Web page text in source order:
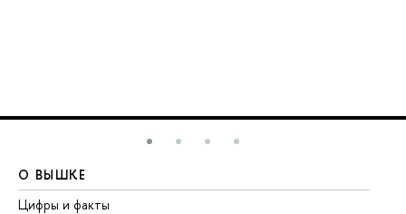
О ВЫШКЕ
Цифры и факты